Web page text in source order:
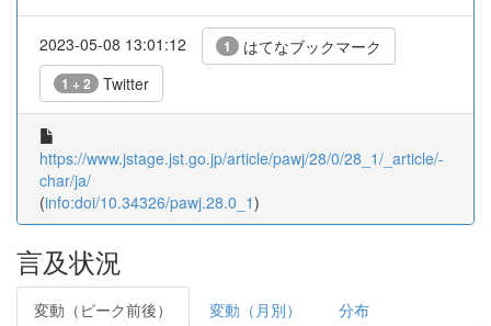
2023-05-08 13:01:12 1 はてなブックマーク
1 + 2 Twitter
https://www.jstage.jst.go.jp/article/pawj/28/0/28_1/_article/-
char/ja/
(info:doi/10.34326/pawj.28.0_1)
言及状況
変動（ピーク前後） 変動（月別） 分布